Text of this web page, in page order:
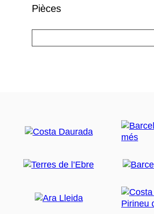
Pièces